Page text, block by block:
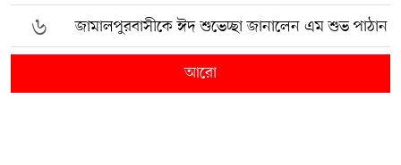
৬ জামালপুরবাসীকে ঈদ শুভেচ্ছা জানালেন এম শুভ পাঠান
আরো